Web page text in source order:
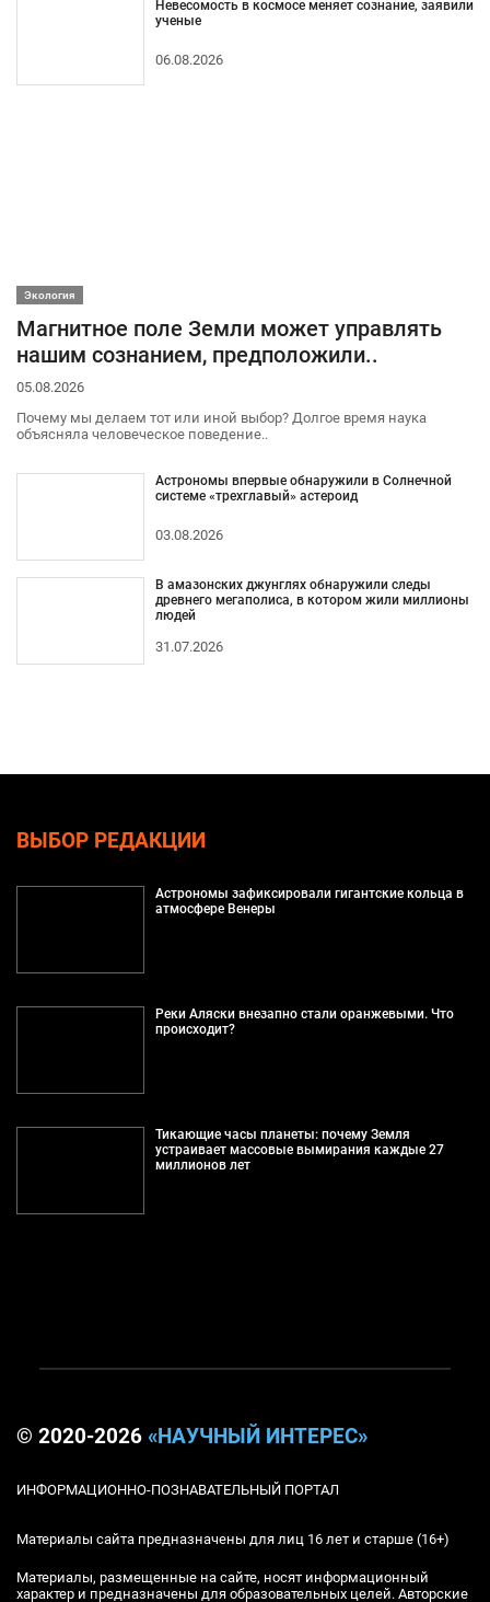
Невесомость в космосе меняет сознание, заявили
ученые
06.08.2026
Экология
Магнитное поле Земли может управлять
нашим сознанием, предположили..
05.08.2026
Почему мы делаем тот или иной выбор? Долгое время наука
объясняла человеческое поведение..
Астрономы впервые обнаружили в Солнечной
системе «трехглавый» астероид
03.08.2026
В амазонских джунглях обнаружили следы
древнего мегаполиса, в котором жили миллионы
людей
31.07.2026
ВЫБОР РЕДАКЦИИ
Астрономы зафиксировали гигантские кольца в
атмосфере Венеры
Реки Аляски внезапно стали оранжевыми. Что
происходит?
Тикающие часы планеты: почему Земля
устраивает массовые вымирания каждые 27
миллионов лет
© 2020-2026 «НАУЧНЫЙ ИНТЕРЕС»
ИНФОРМАЦИОННО-ПОЗНАВАТЕЛЬНЫЙ ПОРТАЛ
Материалы сайта предназначены для лиц 16 лет и старше (16+)
Материалы, размещенные на сайте, носят информационный
характер и предназначены для образовательных целей. Авторские